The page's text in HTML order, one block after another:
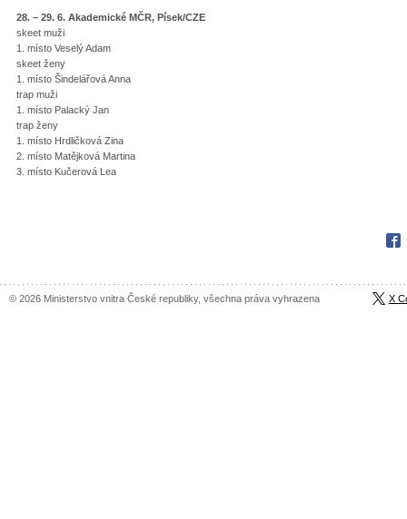
28. – 29. 6. Akademické MČR, Písek/CZE
skeet muži
1. místo Veselý Adam
skeet ženy
1. místo Šindelářová Anna
trap muži
1. místo Palacký Jan
trap ženy
1. místo Hrdličková Zina
2. místo Matějková Martina
3. místo Kučerová Lea
© 2026 Ministerstvo vnitra České republiky, všechna práva vyhrazena X